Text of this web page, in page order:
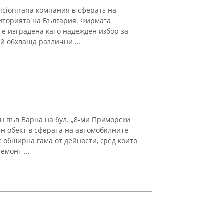
компания в сферата на
на България. Фирмата
изградена като надежден избор за
обхваща различни ...
във Варна на бул. „8-ми Приморски
обект в сферата на автомобилните
гама от дейности, сред които
...